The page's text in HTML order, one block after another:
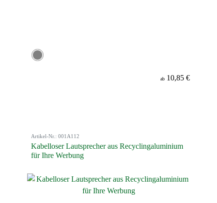
ab 10,85 €
Artikel-Nr.: 001A112
Kabelloser Lautsprecher aus Recyclingaluminium
für Ihre Werbung